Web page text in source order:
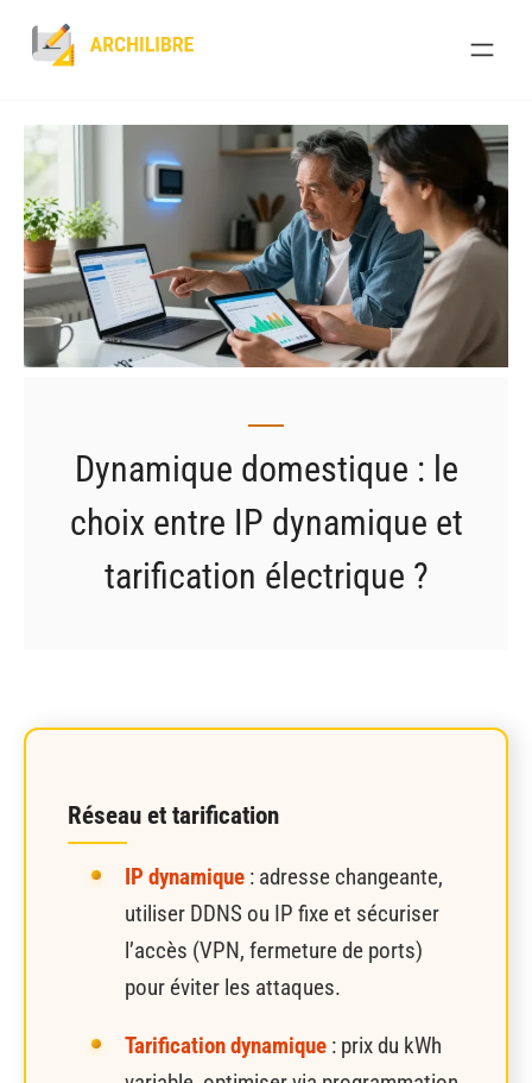
Dynamique domestique : le
choix entre IP dynamique et
tarification électrique ?
Réseau et tarification
IP dynamique : adresse changeante,
utiliser DDNS ou IP fixe et sécuriser
l’accès (VPN, fermeture de ports)
pour éviter les attaques.
Tarification dynamique : prix du kWh